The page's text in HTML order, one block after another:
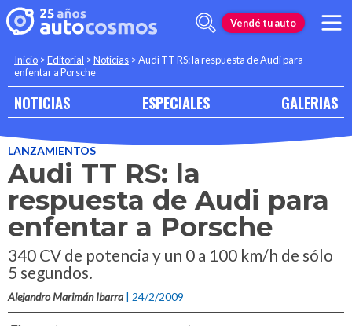
Vendé tu auto
Inicio >Editorial >Noticias >Audi TT RS: la respuesta de Audi para
enfentar a Porsche
NOTICIAS ESPECIALES GALERIAS
LANZAMIENTOS
Audi TT RS: la
respuesta de Audi para
enfentar a Porsche
340 CV de potencia y un 0 a 100 km/h de sólo
5 segundos.
Alejandro Marimán Ibarra | 24/2/2009